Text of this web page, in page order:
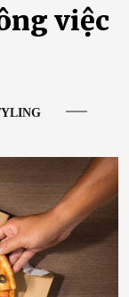
việc